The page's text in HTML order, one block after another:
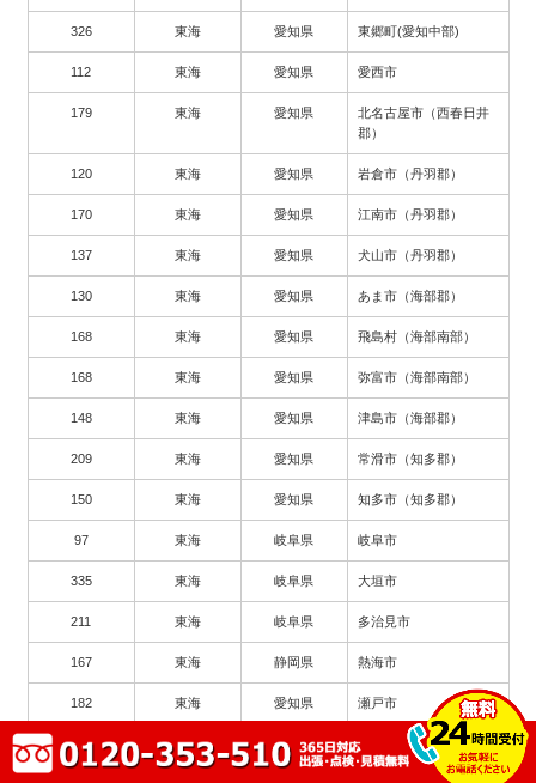
326 東海 愛知県 東郷町(愛知中部)
112 東海 愛知県 愛西市
179 東海 愛知県
北名古屋市（西春日井
郡）
120 東海 愛知県 岩倉市（丹羽郡）
170 東海 愛知県 江南市（丹羽郡）
137 東海 愛知県 犬山市（丹羽郡）
130 東海 愛知県 あま市（海部郡）
168 東海 愛知県 飛島村（海部南部）
168 東海 愛知県 弥富市（海部南部）
148 東海 愛知県 津島市（海部郡）
209 東海 愛知県 常滑市（知多郡）
150 東海 愛知県 知多市（知多郡）
97 東海 岐阜県 岐阜市
335 東海 岐阜県 大垣市
211 東海 岐阜県 多治見市
167 東海 静岡県 熱海市
182 東海 愛知県 瀬戸市
263 東海 愛知県 豊川市